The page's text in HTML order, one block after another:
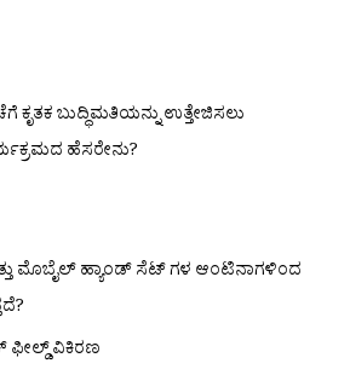
ಕೃತಕ ಬುದ್ಧಿಮತಿಯನ್ನು ಉತ್ತೇಜಿಸಲು
ಹೆಸರೇನು?
ಮೊಬೈಲ್ ಹ್ಯಾಂಡ್ ಸೆಟ್ ಗಳ ಆಂಟಿನಾಗಳಿಂದ
ಫೀಲ್ಡ್ ವಿಕಿರಣ